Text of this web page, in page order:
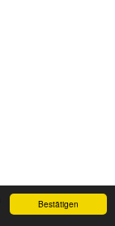
Bestätigen